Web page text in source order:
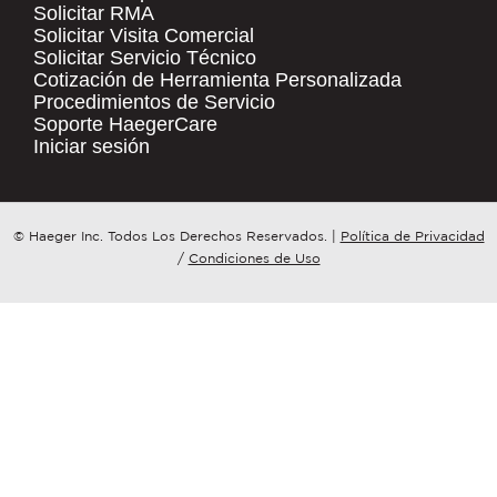
COMPANY NAME*
COUNTRY
REGARDING?*
.
QUICK LINKS
Products
Resources
Contact Us
Tooling Wizard
Solicitar RMA
Solicitar Visita Comercial
Solicitar Servicio Técnico
Cotización de Herramienta Personalizada
Procedimientos de Servicio
Soporte HaegerCare
Iniciar sesión
© Haeger Inc. Todos Los Derechos Reservados.
Política de Privacidad
/ Condiciones de Uso